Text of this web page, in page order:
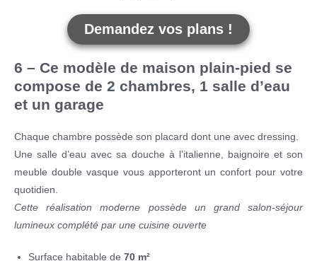
Demandez vos plans !
6 – Ce modèle de maison plain-pied se
compose de 2 chambres, 1 salle d’eau
et un garage
Chaque chambre possède son placard dont une avec dressing.
Une salle d’eau avec sa douche à l’italienne, baignoire et son
meuble double vasque vous apporteront un confort pour votre
quotidien.
Cette réalisation moderne possède un grand salon-séjour
lumineux complété par une cuisine ouverte
Surface habitable de 70 m²